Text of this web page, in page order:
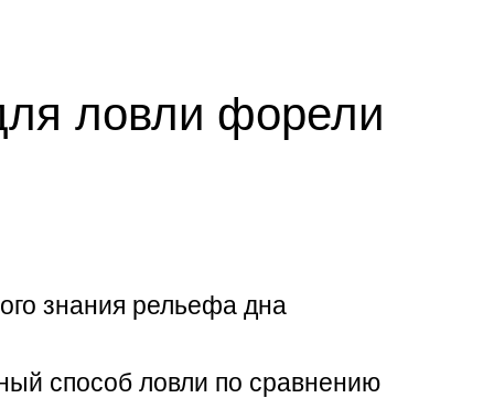
ловли форели
знания рельефа дна
способ ловли по сравнению